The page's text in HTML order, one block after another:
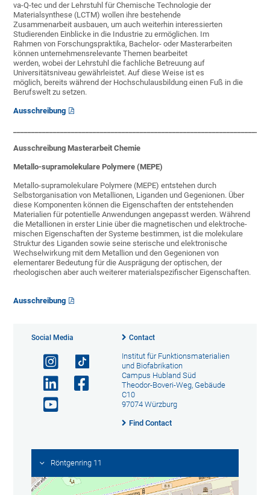
va-Q-tec und der Lehrstuhl für Chemische Technologie der
Materialsynthese (LCTM) wollen ihre bestehende
Zusammenarbeit ausbauen, um auch weiterhin interessierten
Studierenden Einblicke in die Industrie zu ermöglichen. Im
Rahmen von Forschungspraktika, Bachelor- oder Masterarbeiten
können unternehmensrelevante Themen bearbeitet
werden, wobei der Lehrstuhl die fachliche Betreuung auf
Universitätsniveau gewährleistet. Auf diese Weise ist es
möglich, bereits während der Hochschulausbildung einen Fuß in die
Berufswelt zu setzen.
Ausschreibung
Ausschreibung Masterarbeit Chemie
Metallo-supramolekulare Polymere (MEPE)
Metallo-supramolekulare Polymere (MEPE) entstehen durch
Selbstorganisation von Metallionen, Liganden und Gegenionen. Über
diese Komponenten können die Eigen­schaften der entstehenden
Materialien für potentielle Anwendungen angepasst wer­den. Während
die Metallionen in erster Linie über die magnetischen und elektroche­
mischen Eigenschaften der Systeme bestimmen, ist die molekulare
Struktur des Li­ganden sowie seine sterische und elektronische
Wechselwirkung mit dem Metallion und den Gegenionen von
elementarer Bedeutung für die Ausprägung der optischen, der
rheologischen aber auch weiterer materialspezifischer Eigenschaften.
Ausschreibung
Social Media Contact
Institut für Funktionsmaterialien
und Biofabrikation
Campus Hubland Süd
Theodor-Boveri-Weg, Gebäude
C10
97074 Würzburg
Find Contact
Röntgenring 11